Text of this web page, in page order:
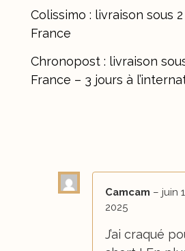
Colissimo : livraison sous
France
Chronopost : livraison
France – 3 jours à
Camcam – juin
2025
J’ai craqué